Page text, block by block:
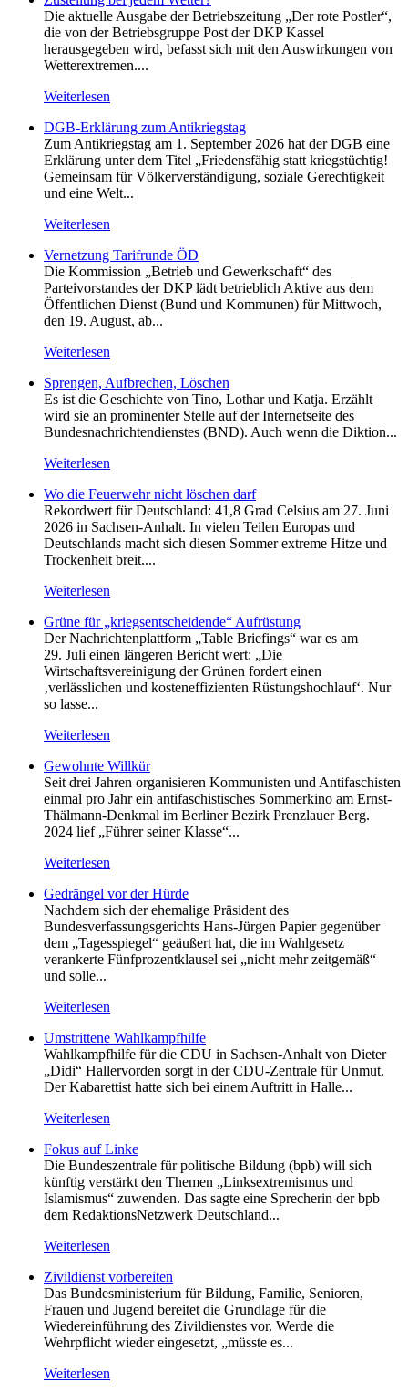
Die aktuelle Ausgabe der Betriebszeitung „Der rote Postler“,
die von der Betriebsgruppe Post der DKP Kassel
herausgegeben wird, befasst sich mit den Auswirkungen von
Wetterextremen....
Weiterlesen
DGB-Erklärung zum Antikriegstag
Zum Antikriegstag am 1. September 2026 hat der DGB eine
Erklärung unter dem Titel „Friedensfähig statt kriegstüchtig!
Gemeinsam für Völkerverständigung, soziale Gerechtigkeit
und eine Welt...
Weiterlesen
Vernetzung Tarifrunde ÖD
Die Kommission „Betrieb und Gewerkschaft“ des
Parteivorstandes der DKP lädt betrieblich Aktive aus dem
Öffentlichen Dienst (Bund und Kommunen) für Mittwoch,
den 19. August, ab...
Weiterlesen
Sprengen, Aufbrechen, Löschen
Es ist die Geschichte von Tino, Lothar und Katja. Erzählt
wird sie an prominenter Stelle auf der Internetseite des
Bundesnachrichtendienstes (BND). Auch wenn die Diktion...
Weiterlesen
Wo die Feuerwehr nicht löschen darf
Rekordwert für Deutschland: 41,8 Grad Celsius am 27. Juni
2026 in Sachsen-Anhalt. In vielen Teilen Europas und
Deutschlands macht sich diesen Sommer extreme Hitze und
Trockenheit breit....
Weiterlesen
Grüne für „kriegsentscheidende“ Aufrüstung
Der Nachrichtenplattform „Table Briefings“ war es am
29. Juli einen längeren Bericht wert: „Die
Wirtschaftsvereinigung der Grünen fordert einen
‚verlässlichen und kosteneffizienten Rüstungshochlauf‘. Nur
so lasse...
Weiterlesen
Gewohnte Willkür
Seit drei Jahren organisieren Kommunisten und Antifaschisten
einmal pro Jahr ein antifaschistisches Sommerkino am Ernst-
Thälmann-Denkmal im Berliner Bezirk Prenzlauer Berg.
2024 lief „Führer seiner Klasse“...
Weiterlesen
Gedrängel vor der Hürde
Nachdem sich der ehemalige Präsident des
Bundesverfassungsgerichts Hans-Jürgen Papier gegenüber
dem „Tagesspiegel“ geäußert hat, die im Wahlgesetz
verankerte Fünfprozentklausel sei „nicht mehr zeitgemäß“
und solle...
Weiterlesen
Umstrittene Wahlkampfhilfe
Wahlkampfhilfe für die CDU in Sachsen-Anhalt von Dieter
„Didi“ Hallervorden sorgt in der CDU-Zentrale für Unmut.
Der Kabarettist hatte sich bei einem Auftritt in Halle...
Weiterlesen
Fokus auf Linke
Die Bundeszentrale für politische Bildung (bpb) will sich
künftig verstärkt den Themen „Linksextremismus und
Islamismus“ zuwenden. Das sagte eine Sprecherin der bpb
dem RedaktionsNetzwerk Deutschland...
Weiterlesen
Zivildienst vorbereiten
Das Bundesministerium für Bildung, Familie, Senioren,
Frauen und Jugend bereitet die Grundlage für die
Wiedereinführung des Zivildienstes vor. Werde die
Wehrpflicht wieder eingesetzt, „müsste es...
Weiterlesen